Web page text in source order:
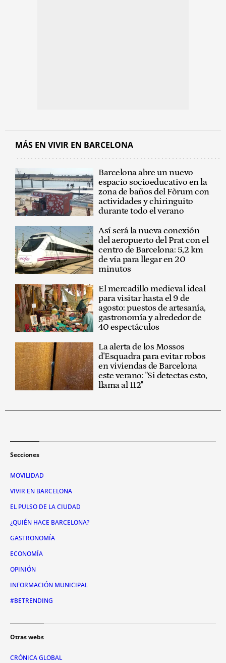
MÁS EN VIVIR EN BARCELONA
Barcelona abre un nuevo
espacio socioeducativo en la
zona de baños del Fòrum con
actividades y chiringuito
durante todo el verano
Así será la nueva conexión
del aeropuerto del Prat con el
centro de Barcelona: 5,2 km
de vía para llegar en 20
minutos
El mercadillo medieval ideal
para visitar hasta el 9 de
agosto: puestos de artesanía,
gastronomía y alrededor de
40 espectáculos
La alerta de los Mossos
d'Esquadra para evitar robos
en viviendas de Barcelona
este verano: "Si detectas esto,
llama al 112"
Secciones
MOVILIDAD
VIVIR EN BARCELONA
EL PULSO DE LA CIUDAD
¿QUIÉN HACE BARCELONA?
GASTRONOMÍA
ECONOMÍA
OPINIÓN
INFORMACIÓN MUNICIPAL
#BETRENDING
Otras webs
CRÓNICA GLOBAL